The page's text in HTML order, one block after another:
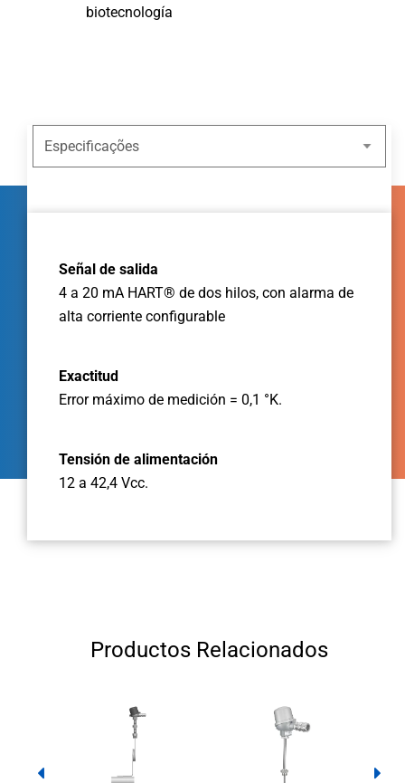
biotecnología
Señal de salida
4 a 20 mA HART® de dos hilos, con alarma de
alta corriente configurable
Exactitud
Error máximo de medición = 0,1 °K.
Tensión de alimentación
12 a 42,4 Vcc.
Productos Relacionados